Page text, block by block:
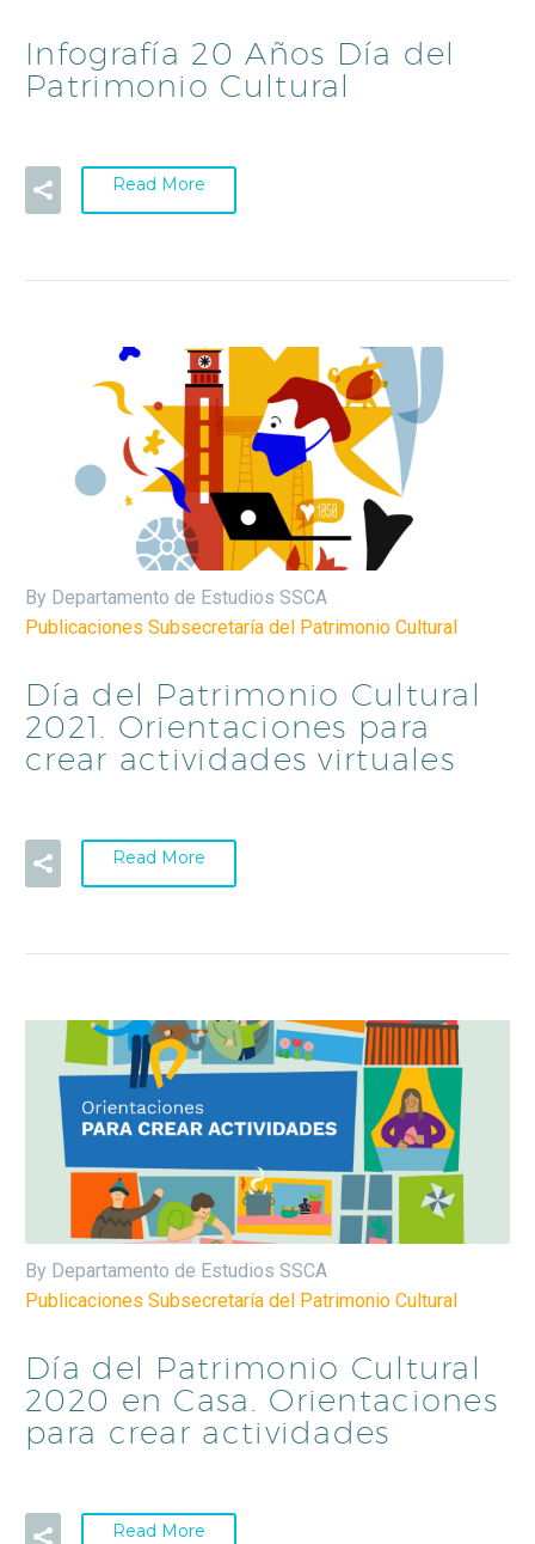
Infografía 20 Años Día del
Patrimonio Cultural
Read More
By Departamento de Estudios SSCA
Publicaciones Subsecretaría del Patrimonio Cultural
Día del Patrimonio Cultural
2021. Orientaciones para
crear actividades virtuales
Read More
By Departamento de Estudios SSCA
Publicaciones Subsecretaría del Patrimonio Cultural
Día del Patrimonio Cultural
2020 en Casa. Orientaciones
para crear actividades
Read More